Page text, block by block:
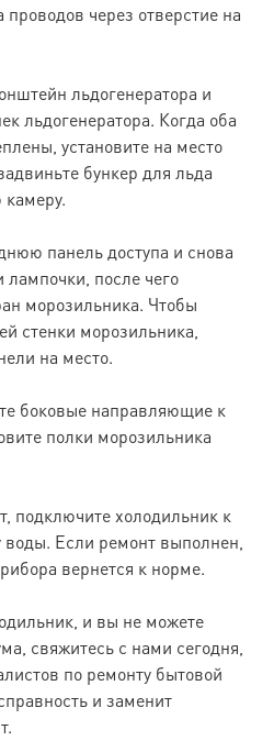
проводов через отверстие на
льдогенератора и
льдогенератора. Когда оба
установите на место
бункер для льда
панель доступа и снова
лампочки, после чего
морозильника. Чтобы
стенки морозильника,
на место.
боковые направляющие к
полки морозильника
подключите холодильник к
воды. Если ремонт выполнен,
вернется к норме.
и вы не можете
свяжитесь с нами сегодня,
по ремонту бытовой
и заменит